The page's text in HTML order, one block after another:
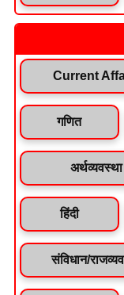
Current
गणित
अर्थव्यवस्था
हिंदी
संविधान/